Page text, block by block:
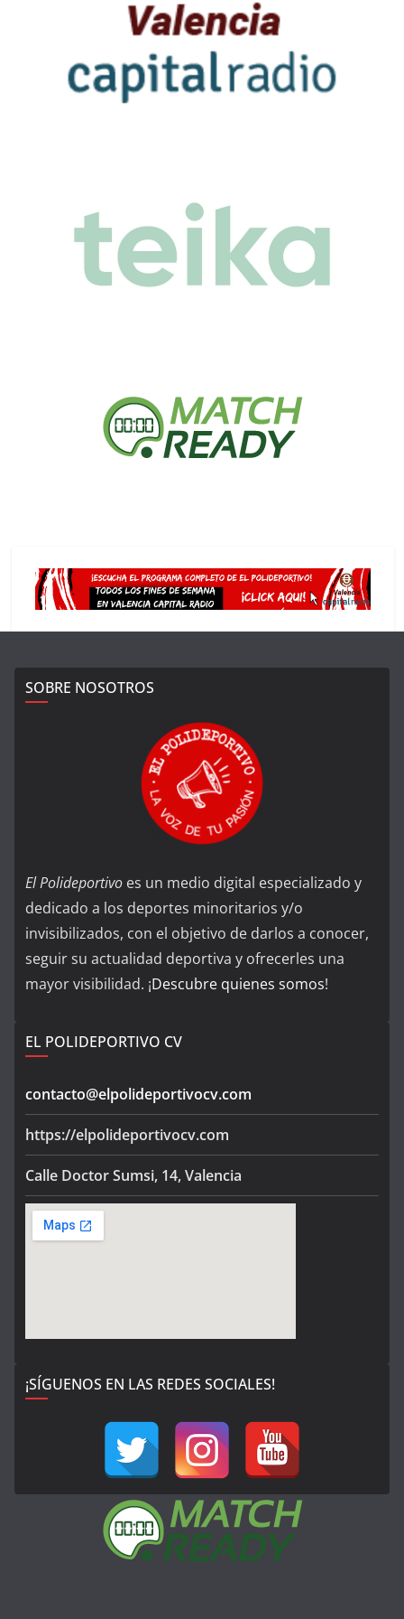
SOBRE NOSOTROS
El Polideportivo es un medio digital especializado y
dedicado a los deportes minoritarios y/o
invisibilizados, con el objetivo de darlos a conocer,
seguir su actualidad deportiva y ofrecerles una
mayor visibilidad. ¡Descubre quienes somos!
EL POLIDEPORTIVO CV
contacto@elpolideportivocv.com
https://elpolideportivocv.com
Calle Doctor Sumsi, 14, Valencia
¡SÍGUENOS EN LAS REDES SOCIALES!